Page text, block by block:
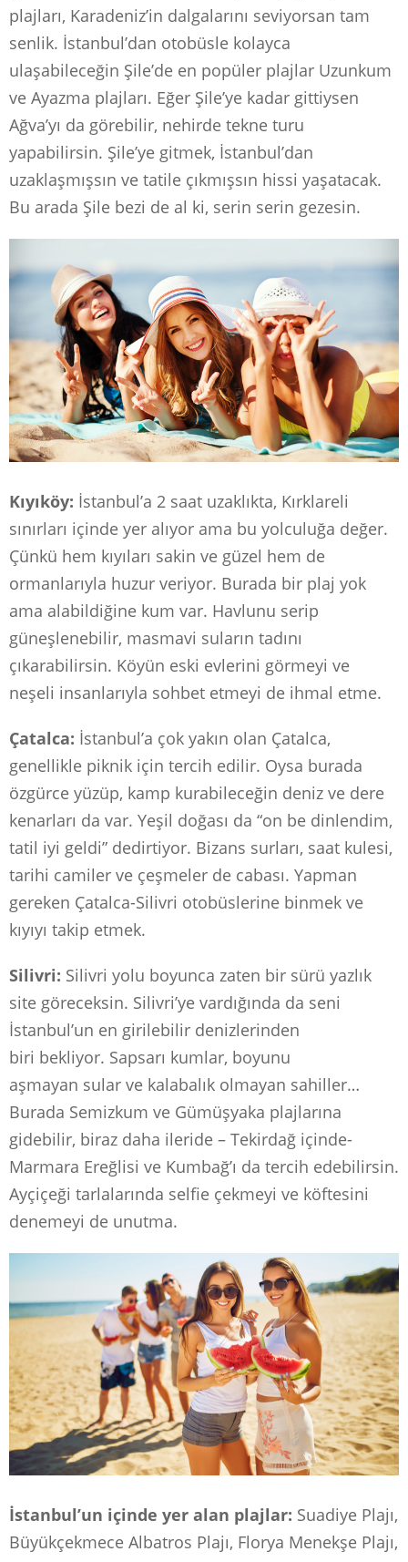
plajları, Karadeniz’in dalgalarını seviyorsan tam
senlik. İstanbul’dan otobüsle kolayca
ulaşabileceğin Şile’de en popüler plajlar Uzunkum
ve Ayazma plajları. Eğer Şile’ye kadar gittiysen
Ağva’yı da görebilir, nehirde tekne turu
yapabilirsin. Şile’ye gitmek, İstanbul’dan
uzaklaşmışsın ve tatile çıkmışsın hissi yaşatacak.
Bu arada Şile bezi de al ki, serin serin gezesin.
Kıyıköy: İstanbul’a 2 saat uzaklıkta, Kırklareli
sınırları içinde yer alıyor ama bu yolculuğa değer.
Çünkü hem kıyıları sakin ve güzel hem de
ormanlarıyla huzur veriyor. Burada bir plaj yok
ama alabildiğine kum var. Havlunu serip
güneşlenebilir, masmavi suların tadını
çıkarabilirsin. Köyün eski evlerini görmeyi ve
neşeli insanlarıyla sohbet etmeyi de ihmal etme.
Çatalca: İstanbul’a çok yakın olan Çatalca,
genellikle piknik için tercih edilir. Oysa burada
özgürce yüzüp, kamp kurabileceğin deniz ve dere
kenarları da var. Yeşil doğası da “on be dinlendim,
tatil iyi geldi” dedirtiyor. Bizans surları, saat kulesi,
tarihi camiler ve çeşmeler de cabası. Yapman
gereken Çatalca-Silivri otobüslerine binmek ve
kıyıyı takip etmek.
Silivri: Silivri yolu boyunca zaten bir sürü yazlık
site göreceksin. Silivri’ye vardığında da seni
İstanbul’un en girilebilir denizlerinden
biri bekliyor. Sapsarı kumlar, boyunu
aşmayan sular ve kalabalık olmayan sahiller…
Burada Semizkum ve Gümüşyaka plajlarına
gidebilir, biraz daha ileride – Tekirdağ içinde-
Marmara Ereğlisi ve Kumbağ’ı da tercih edebilirsin.
Ayçiçeği tarlalarında selfie çekmeyi ve köftesini
denemeyi de unutma.
İstanbul’un içinde yer alan plajlar: Suadiye Plajı,
Büyükçekmece Albatros Plajı, Florya Menekşe Plajı,